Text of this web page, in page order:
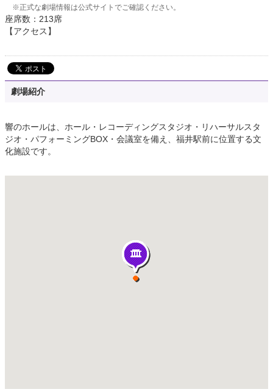
※正式な劇場情報は公式サイトでご確認ください。
座席数：213席
【アクセス】
劇場紹介
響のホールは、ホール・レコーディングスタジオ・リハーサルスタ
ジオ・パフォーミングBOX・会議室を備え、福井駅前に位置する文
化施設です。